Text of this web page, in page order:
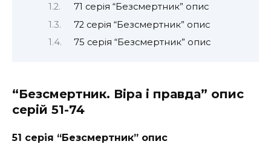
71 серія “Безсмертник” опис
72 серія “Безсмертник” опис
75 серія “Безсмертник” опис
“Безсмертник. Віра і правда” опис
серій 51-74
51 серія “Безсмертник” опис